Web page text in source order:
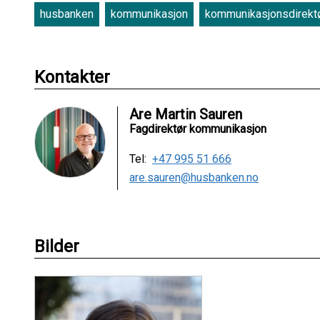
husbanken kommunikasjon
Kontakter
Are Martin Sauren
Fagdirektør kommunikasjon
Tel: +47 995 51 666
are.sauren@husbanken.no
Bilder